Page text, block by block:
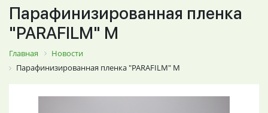
Парафинизированная пленка
"PARAFILM" M
Главная
Новости
Парафинизированная пленка "PARAFILM" M